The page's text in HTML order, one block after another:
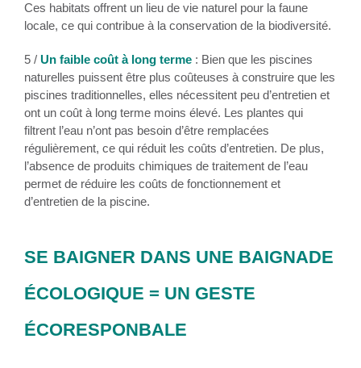
Ces habitats offrent un lieu de vie naturel pour la faune
locale, ce qui contribue à la conservation de la biodiversité.
5 / Un faible coût à long terme : Bien que les piscines
naturelles puissent être plus coûteuses à construire que les
piscines traditionnelles, elles nécessitent peu d’entretien et
ont un coût à long terme moins élevé. Les plantes qui
filtrent l’eau n’ont pas besoin d’être remplacées
régulièrement, ce qui réduit les coûts d’entretien. De plus,
l’absence de produits chimiques de traitement de l’eau
permet de réduire les coûts de fonctionnement et
d’entretien de la piscine.
SE BAIGNER DANS UNE BAIGNADE
ÉCOLOGIQUE = UN GESTE
ÉCORESPONBALE